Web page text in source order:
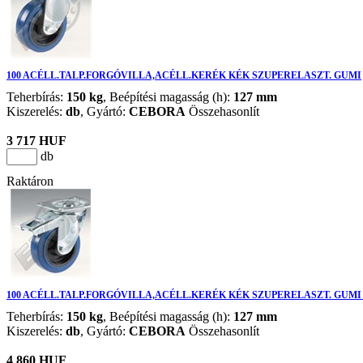
100 ACÉLL.TALP.FORGÓVILLA,ACÉLL.KERÉK KÉK SZUPERELASZT. GUMI
Teherbírás: 150 kg, Beépítési magasság (h): 127 mm
Kiszerelés: db, Gyártó: CEBORA Összehasonlít
3 717 HUF
db
Raktáron
100 ACÉLL.TALP.FORGÓVILLA,ACÉLL.KERÉK KÉK SZUPERELASZT. GUMI
Teherbírás: 150 kg, Beépítési magasság (h): 127 mm
Kiszerelés: db, Gyártó: CEBORA Összehasonlít
4 860 HUF